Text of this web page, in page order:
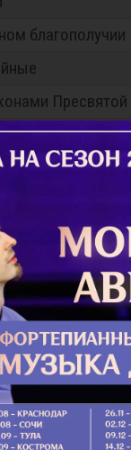
благополучии
усопших?